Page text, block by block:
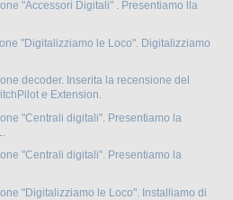
"Accessori Digitali" . Presentiamo lla
"Digitalizziamo le Loco". Digitalizziamo
decoder. Inserita la recensione del
e Extension.
"Centrali digitali". Presentiamo la
"Centrali digitali". Presentiamo la
"Digitalizziamo le Loco". Installiamo di